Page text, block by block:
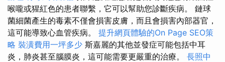
喉嚨或猩紅色的患者聯繫，它可以幫助您診斷疾病。 鏈球
菌細菌產生的毒素不僅會損害皮膚，而且會損害內部器官，
這可能導致心血管疾病。 提升網頁體驗的On Page SEO策
略 裝潢費用一坪多少 斯嘉麗的其他並發症可能包括中耳
炎，肺炎甚至腦膜炎，這可能需要更嚴重的治療。 長照中